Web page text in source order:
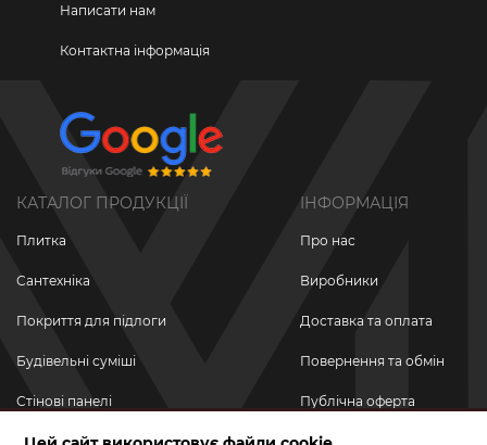
Написати нам
Контактна інформація
КАТАЛОГ ПРОДУКЦІЇ
Плитка
Сантехніка
Покриття для підлоги
Будівельні суміші
Стінові панелі
Новинки
ІНФОРМАЦІЯ
Про нас
Виробники
Доставка та оплата
Повернення та обмін
Публічна оферта
Політика